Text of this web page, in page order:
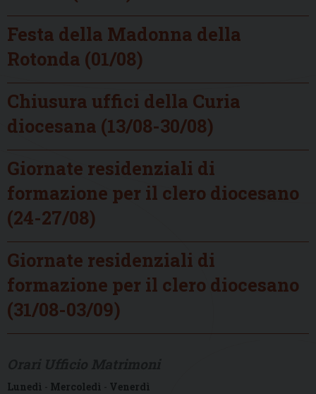
Festa della Madonna della
Rotonda (01/08)
Chiusura uffici della Curia
diocesana (13/08-30/08)
Giornate residenziali di
formazione per il clero diocesano
(24-27/08)
Giornate residenziali di
formazione per il clero diocesano
(31/08-03/09)
Lunedì - Mercoledì - Venerdì